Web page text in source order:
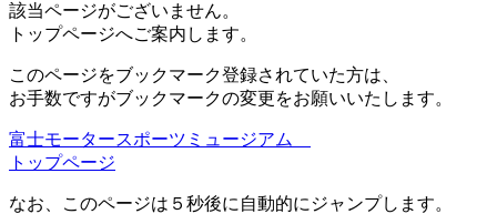
該当ページがございません。
トップページへご案内します。
このページをブックマーク登録されていた方は、
お手数ですがブックマークの変更をお願いいたします。
富士モータースポーツミュージアム
トップページ
なお、このページは５秒後に自動的にジャンプします。